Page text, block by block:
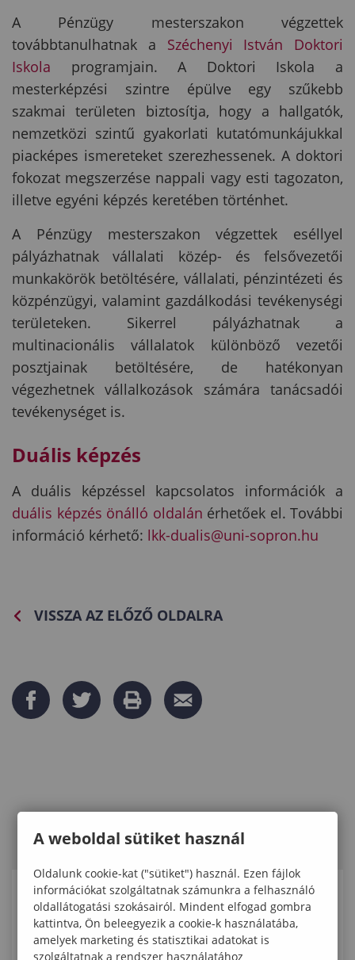
A Pénzügy mesterszakon végzettek
továbbtanulhatnak a Széchenyi István Doktori
Iskola programjain. A Doktori Iskola a
mesterképzési szintre épülve egy szűkebb
szakmai területen biztosítja, hogy a hallgatók,
nemzetközi szintű gyakorlati kutatómunkájukkal
piacképes ismereteket szerezhessenek. A doktori
fokozat megszerzése nappali vagy esti tagozaton,
illetve egyéni képzés keretében történhet.
A Pénzügy mesterszakon végzettek eséllyel
pályázhatnak vállalati közép- és felsővezetői
munkakörök betöltésére, vállalati, pénzintézeti és
közpénzügyi, valamint gazdálkodási tevékenységi
területeken. Sikerrel pályázhatnak a
multinacionális vállalatok különböző vezetői
posztjainak betöltésére, de hatékonyan
végezhetnek vállalkozások számára tanácsadói
tevékenységet is.
Duális képzés
A duális képzéssel kapcsolatos információk a
duális képzés önálló oldalán érhetőek el. További
információ kérhető: lkk-dualis@uni-sopron.hu
VISSZA AZ ELŐZŐ OLDALRA
KAPCSOLÓDÓ ELÉRHETŐSÉGEK
Dr. habil. Baranyi Aranka
A weboldal sütiket használ
Oldalunk cookie-kat ("sütiket") használ. Ezen fájlok
információkat szolgáltatnak számunkra a felhasználó
oldallátogatási szokásairól. Mindent elfogad gombra
kattintva, Ön beleegyezik a cookie-k használatába,
amelyek marketing és statisztikai adatokat is
szolgáltatnak a rendszer használatához